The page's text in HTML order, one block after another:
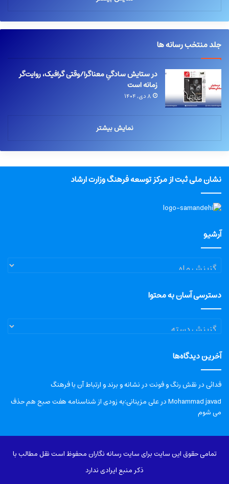
جلد منتخب رسانه ها
در ستایش سادگیِ معناگرا/وقتی گرافیک، روایت‌گر
زمانه است
۸ دی, ۱۴۰۴
نمایش بیشتر
نشان ملی ثبت از مرکز توسعه فرهنگ وزارت ارشاد
آرشیو
آرشیو
دسترسی آسان به محتوا
دسترسی
آسان
محتوا
آخرین دیدگاه‌ها
فدائیدرنقش رنگ و فونت در نشانه و برند و ارتباط آن با فرهنگ
Mohammad javadدرعلی مزینانی:به زودی از شناسنامه هفت صبح هم حذف
می شوم
تمامی حقوق این سایت برای سایت رسانه نگاران محفوظ است نقل مطالب با
ذکر منبع ایرادی ندارد